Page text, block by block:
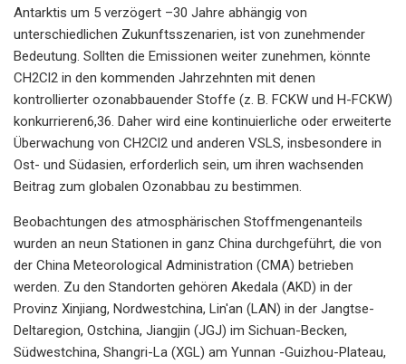
Antarktis um 5 verzögert –30 Jahre abhängig von
unterschiedlichen Zukunftsszenarien, ist von zunehmender
Bedeutung. Sollten die Emissionen weiter zunehmen, könnte
CH2Cl2 in den kommenden Jahrzehnten mit denen
kontrollierter ozonabbauender Stoffe (z. B. FCKW und H-FCKW)
konkurrieren6,36. Daher wird eine kontinuierliche oder erweiterte
Überwachung von CH2Cl2 und anderen VSLS, insbesondere in
Ost- und Südasien, erforderlich sein, um ihren wachsenden
Beitrag zum globalen Ozonabbau zu bestimmen.
Beobachtungen des atmosphärischen Stoffmengenanteils
wurden an neun Stationen in ganz China durchgeführt, die von
der China Meteorological Administration (CMA) betrieben
werden. Zu den Standorten gehören Akedala (AKD) in der
Provinz Xinjiang, Nordwestchina, Lin'an (LAN) in der Jangtse-
Deltaregion, Ostchina, Jiangjin (JGJ) im Sichuan-Becken,
Südwestchina, Shangri-La (XGL) am Yunnan -Guizhou-Plateau,